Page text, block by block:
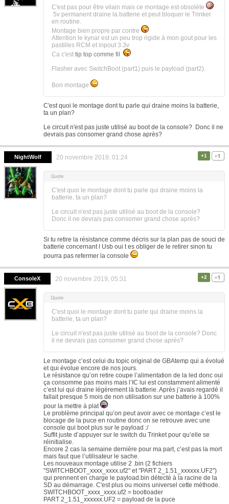
C'est pas pour être vilain mais ce montage est obsolète
5v permanent draine la batterie et peut bloquer le Trinker
en routine.
Montage bien propre par contre
Attention le kynar est un peu trop rigide à mon gout pour les
pastilles RCM et inpout 3.3v
Ca c'est tip top comme fil
Flasher avec SwitchBoot (part1) puis le payload (part2).
Bon montage
C'est quoi le montage dont tu parle qui draine moins la batterie,
ta un plan?
Le circuit n'est pas juste utilisé au boot de la console? Donc il ne
devrais pas consomer grand chose après?
NightWolf 20 novembre 2019, 01:24 +1
C'est quoi le montage dont tu parle qui draine moins la
batterie, ta un plan?
Le circuit n'est pas juste utilisé au boot de la console?
Donc il ne devrais pas consomer grand chose après?
Si tu retire la résistance comme décris sur la plan pas de souci de
batterie concernant l Usb oui t es obliger de le retirer sinon tu
pourra pas refermer la console
ConsoleX 20 novembre 2019, 05:31 +2
C'est quoi le montage dont tu parle qui draine moins la
batterie, ta un plan?
Le circuit n'est pas juste utilisé au boot de la console? Donc
il ne devrais pas consomer grand chose après?
Le montage c’est celui du topic original de GBAtemp qui a évolué
et qui évolue encore de nos jours.
Le résistance qu’on retire coupe l’alimentation de la led donc oui
ça consomme pas moins mais l’IC lui est constamment alimenté
c’est lui qui draine légèrement là batterie. Après j’avais regardé il
fallait presque 5 mois de non utilisation sur une batterie à 100%
pour la mettre à plat
Le problème principal qu’on peut avoir avec ce montage c’est le
blocage de la puce en routine donc on se retrouve avec une
console qui boot plus sur le payload :/
Suffit juste d’appuyer sur le switch du Trinket pour qu’elle se
réinitialise.
Encore 2 cas la semaine dernière pour ma part, c’est pas la mort
mais faut que l’utilisateur le sache.
Les nouveaux montage utilise 2 .bin (2 fichiers
"SWITCHBOOT_xxxx_xxxx.uf2" et "PART 2_1.51_xxxxxx.UF2")
qui prennent en charge le payload.bin détecté à la racine de la
SD au démarrage. C'est plus ou moins universel cette méthode.
SWITCHBOOT_xxxx_xxxx.uf2 = bootloader
PART 2_1.51_xxxxxx.UF2 = payload de la puce